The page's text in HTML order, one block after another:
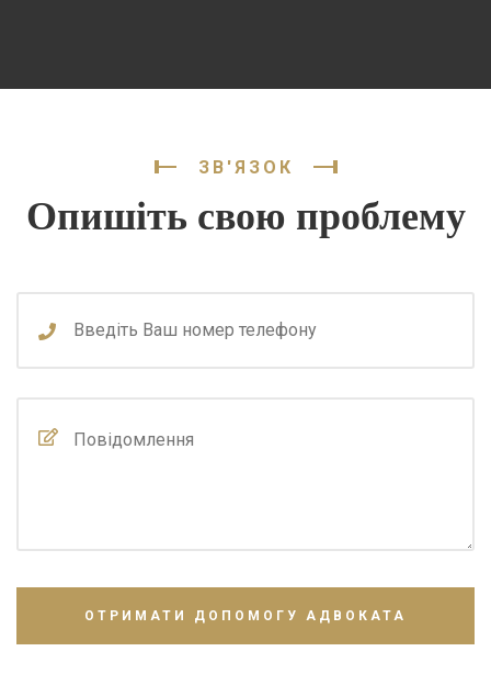
ЗВ'ЯЗОК
Опишіть свою проблему